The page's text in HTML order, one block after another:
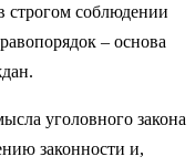
строгом соблюдении
– основа
уголовного закона
законности и,